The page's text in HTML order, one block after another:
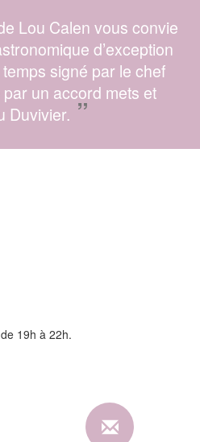
Lou Calen vous convie
d’exception
signé par le chef
un accord mets et
Duvivier. ”
19h à 22h.